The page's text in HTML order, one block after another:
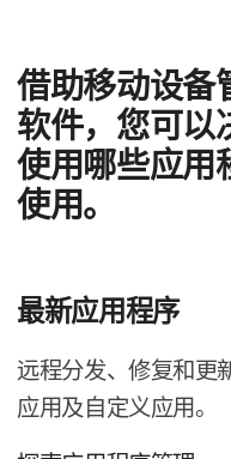
借助​移动​设备​
软件，​您​可以​
使用​哪些​应用​
使用。
最​新​应用​程序
远程​分发、​修复​和​更
应用​及​自定​义​应用。